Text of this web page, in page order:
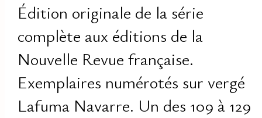
Édition originale de la série
complète aux éditions de la
Nouvelle Revue française.
Exemplaires numérotés sur vergé
Lafuma Navarre. Un des 109 à 129